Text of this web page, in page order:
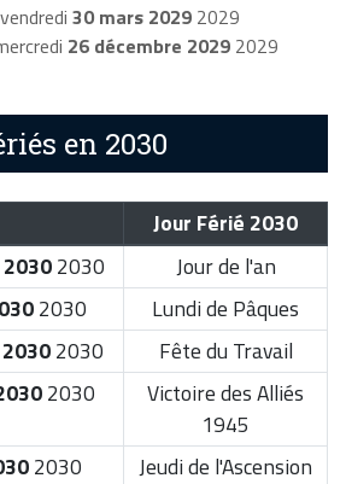
30 mars 2029 2029
26 décembre 2029 2029
en 2030
Jour Férié 2030
2030
Jour de l'an
2030
Lundi de Pâques
2030
Fête du Travail
2030
Victoire des Alliés
1945
2030
Jeudi de l'Ascension